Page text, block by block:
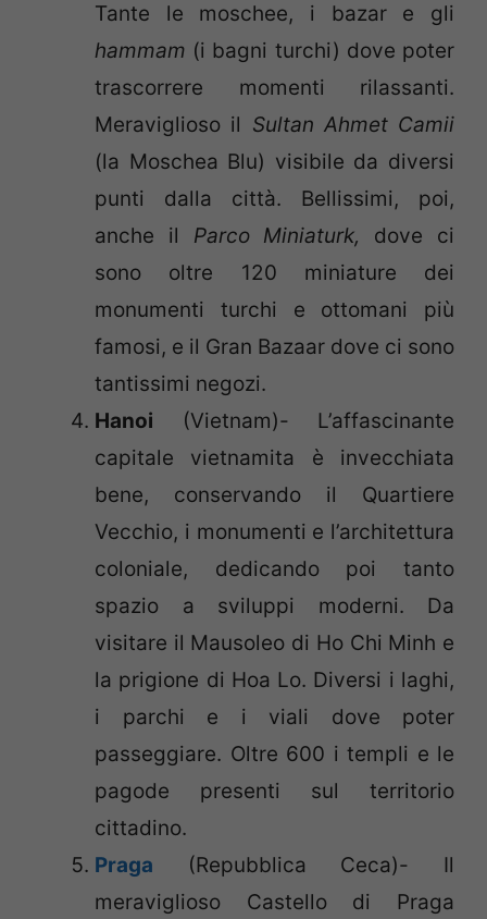
Tante le moschee, i bazar e gli
hammam (i bagni turchi) dove poter
trascorrere momenti rilassanti.
Meraviglioso il Sultan Ahmet Camii
(la Moschea Blu) visibile da diversi
punti dalla città. Bellissimi, poi,
anche il Parco Miniaturk,
dove ci
sono oltre 120 miniature dei
monumenti turchi e ottomani più
famosi, e il Gran Bazaar dove ci sono
tantissimi negozi.
Hanoi (Vietnam)- L’affascinante
capitale vietnamita è invecchiata
bene, conservando il Quartiere
Vecchio, i monumenti e l’architettura
coloniale, dedicando poi tanto
spazio a sviluppi moderni. Da
visitare il Mausoleo di Ho Chi Minh e
la prigione di Hoa Lo. Diversi i laghi,
i parchi e i viali dove poter
passeggiare. Oltre 600 i templi e le
pagode presenti sul territorio
cittadino.
Praga (Repubblica Ceca)- Il
meraviglioso Castello di Praga